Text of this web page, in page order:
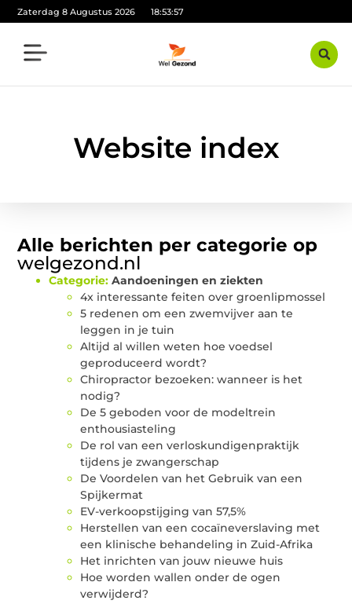
Zaterdag 8 Augustus 2026 18:53:57
Website index
Alle berichten per categorie op
welgezond.nl
Categorie: Aandoeningen en ziekten
4x interessante feiten over groenlipmossel
5 redenen om een zwemvijver aan te
leggen in je tuin
Altijd al willen weten hoe voedsel
geproduceerd wordt?
Chiropractor bezoeken: wanneer is het
nodig?
De 5 geboden voor de modeltrein
enthousiasteling
De rol van een verloskundigenpraktijk
tijdens je zwangerschap
De Voordelen van het Gebruik van een
Spijkermat
EV-verkoopstijging van 57,5%
Herstellen van een cocaïneverslaving met
een klinische behandeling in Zuid-Afrika
Het inrichten van jouw nieuwe huis
Hoe worden wallen onder de ogen
verwijderd?